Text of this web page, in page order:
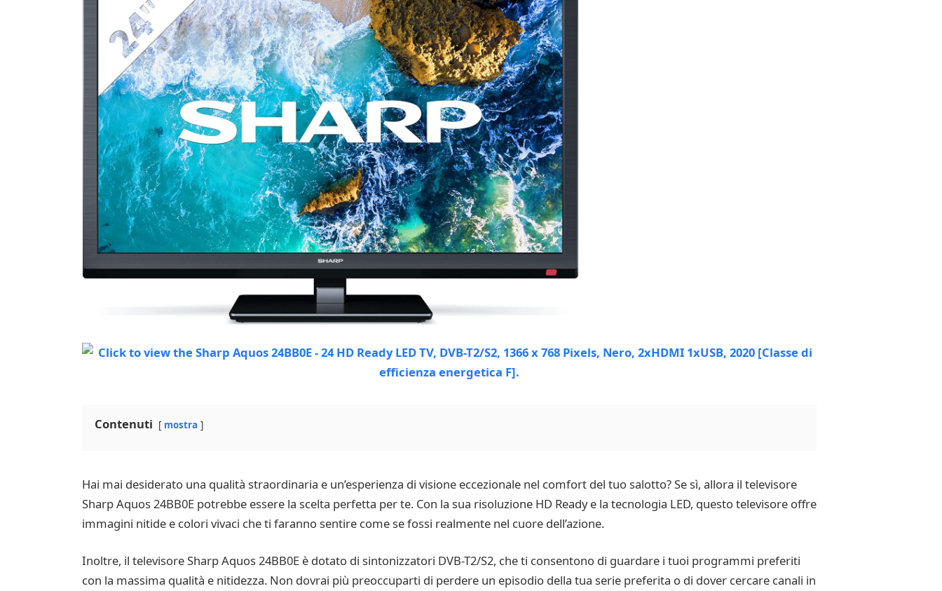
Contenuti mostra
Hai mai desiderato una qualità straordinaria e un’esperienza di visione eccezionale nel comfort del tuo salotto? Se sì, allora il televisore
Sharp Aquos 24BB0E potrebbe essere la scelta perfetta per te. Con la sua risoluzione HD Ready e la tecnologia LED, questo televisore offre
immagini nitide e colori vivaci che ti faranno sentire come se fossi realmente nel cuore dell’azione.
Inoltre, il televisore Sharp Aquos 24BB0E è dotato di sintonizzatori DVB-T2/S2, che ti consentono di guardare i tuoi programmi preferiti
con la massima qualità e nitidezza. Non dovrai più preoccuparti di perdere un episodio della tua serie preferita o di dover cercare canali in